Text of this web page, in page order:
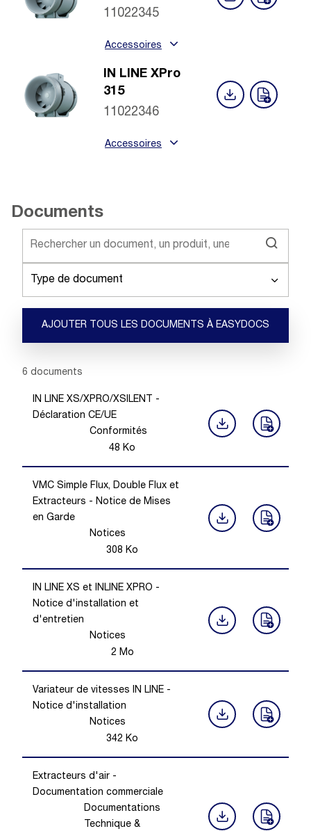
11022345
Accessoires
IN LINE XPro
315
11022346
Accessoires
Documents
Type de document
AJOUTER TOUS LES DOCUMENTS À EASYDOCS
Showing 1 -6
6 documents
IN LINE XS/XPRO/XSILENT -
Déclaration CE/UE
Conformités
48 Ko
VMC Simple Flux, Double Flux et
Extracteurs - Notice de Mises
en Garde
Notices
308 Ko
IN LINE XS et INLINE XPRO -
Notice d'installation et
d'entretien
Notices
2 Mo
Variateur de vitesses IN LINE -
Notice d'installation
Notices
342 Ko
Extracteurs d'air -
Documentation commerciale
Documentations
Technique &